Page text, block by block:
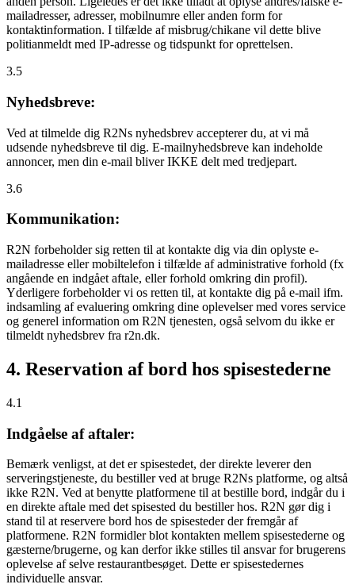
mailadresser, adresser, mobilnumre eller anden form for
kontaktinformation. I tilfælde af misbrug/chikane vil dette blive
politianmeldt med IP-adresse og tidspunkt for oprettelsen.
3.5
Nyhedsbreve:
Ved at tilmelde dig R2Ns nyhedsbrev accepterer du, at vi må
udsende nyhedsbreve til dig. E-mailnyhedsbreve kan indeholde
annoncer, men din e-mail bliver IKKE delt med tredjepart.
3.6
Kommunikation:
R2N forbeholder sig retten til at kontakte dig via din oplyste e-
mailadresse eller mobiltelefon i tilfælde af administrative forhold (fx
angående en indgået aftale, eller forhold omkring din profil).
Yderligere forbeholder vi os retten til, at kontakte dig på e-mail ifm.
indsamling af evaluering omkring dine oplevelser med vores service
og generel information om R2N tjenesten, også selvom du ikke er
tilmeldt nyhedsbrev fra r2n.dk.
4. Reservation af bord hos spisestederne
4.1
Indgåelse af aftaler:
Bemærk venligst, at det er spisestedet, der direkte leverer den
serveringstjeneste, du bestiller ved at bruge R2Ns platforme, og altså
ikke R2N. Ved at benytte platformene til at bestille bord, indgår du i
en direkte aftale med det spisested du bestiller hos. R2N gør dig i
stand til at reservere bord hos de spisesteder der fremgår af
platformene. R2N formidler blot kontakten mellem spisestederne og
gæsterne/brugerne, og kan derfor ikke stilles til ansvar for brugerens
oplevelse af selve restaurantbesøget. Dette er spisestedernes
individuelle ansvar.